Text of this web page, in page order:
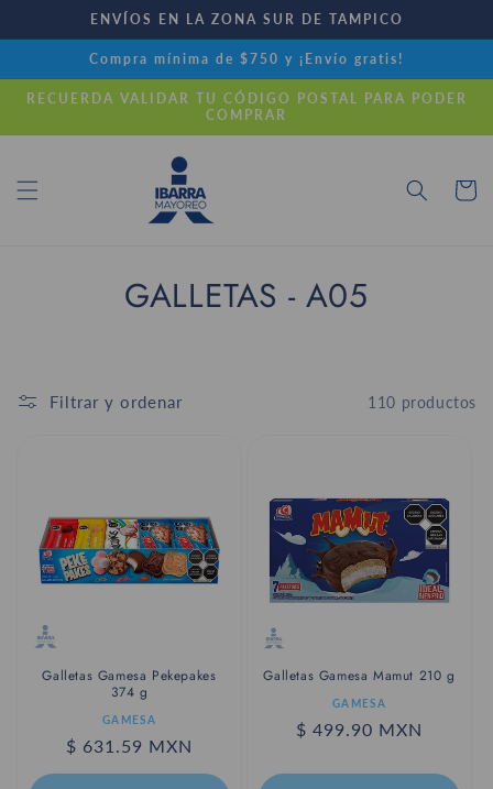
directamente
al contenido
ENVÍOS EN LA ZONA SUR DE TAMPICO
Compra mínima de $750 y ¡Envío gratis!
RECUERDA VALIDAR TU CÓDIGO POSTAL PARA PODER
COMPRAR
Carrito
C
e
c
i
ó
:
GALLETAS - A05
Filtrar y ordenar 110 productos
Galletas Gamesa Pekepakes
374 g
Proveedor:GAMESA
Precio
habitual
$ 631.59 MXN
Galletas Gamesa Mamut 210 g
Proveedor:GAMESA
Precio
$ 499.90 MXN